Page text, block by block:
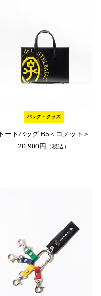
バッグ・グッズ
トートバッグ B5＜コメット＞
20,900円
（税込）